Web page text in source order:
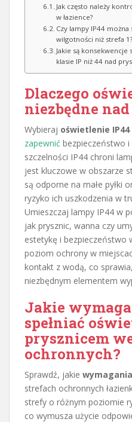
Jak często należy
w łazience?
Czy lampy IP44
wilgotności niż strefa 1?
Jakie są
klasie IP niż 44 nad
Dlaczego
niezbędne
Wybieraj oświetlenie IP44
zapewnić bezpieczeństwo
szczelności IP44 chroni
jest kluczowe w obszarze
są odporne na małe pyłki
ryzyko ich uszkodzenia w
Umieszczaj lampy IP44 w
jak prysznic, wanna czy
estetykę i bezpieczeństwo
poziom ochrony w
kontakt z wodą, co
niezbędnym elementem
Jakie
spełniać
prysznicem
ochronnych?
Sprawdź, jakie wymagania
strefach ochronnych
strefy o różnym poziomie
co wymusza użycie